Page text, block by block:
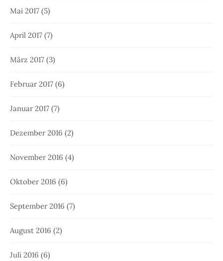
Mai 2017 (5)
April 2017 (7)
März 2017 (3)
Februar 2017 (6)
Januar 2017 (7)
Dezember 2016 (2)
November 2016 (4)
Oktober 2016 (6)
September 2016 (7)
August 2016 (2)
Juli 2016 (6)